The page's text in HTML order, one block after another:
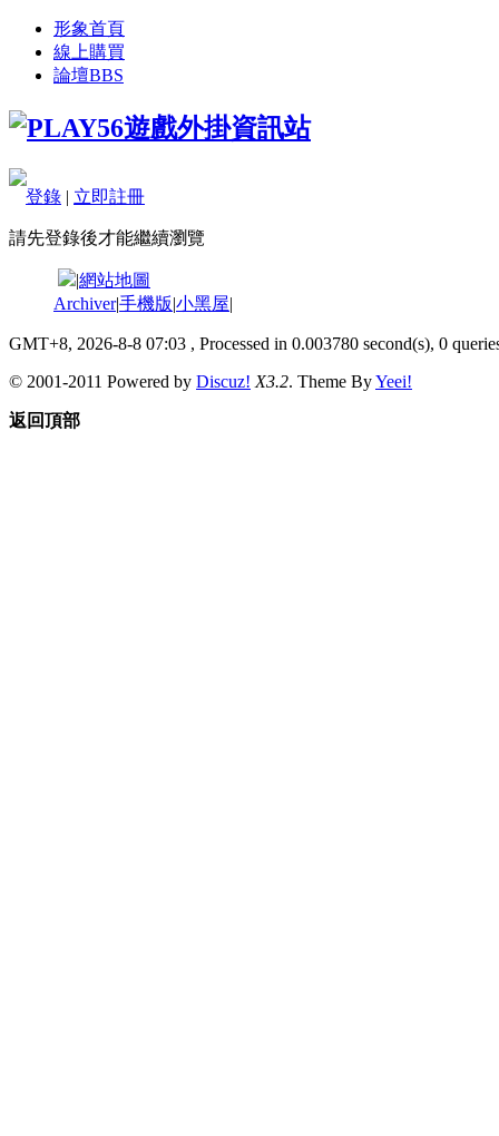
形象首頁
線上購買
論壇BBS
登錄 | 立即註冊
請先登錄後才能繼續瀏覽
|網站地圖
Archiver|手機版|小黑屋|
GMT+8, 2026-8-8 07:03 , Processed in 0.003780 second(s), 0
© 2001-2011 Powered by Discuz! X3.2. Theme ByYeei!
返回頂部